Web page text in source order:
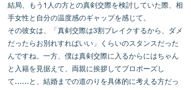
結局、もう1人の方との真剣交際を検討していた際、相
手女性と自分の温度感のギャップを感じて。
その彼女は、「真剣交際は3割ブレイクするから、ダメ
だったらお別れすればいい」くらいのスタンスだった
んですね。一方、僕は真剣交際に入るからにはちゃん
と入籍を見据えて、両親に挨拶してプロポーズし
て……と、結婚までの道のりを具体的に考える方だっ